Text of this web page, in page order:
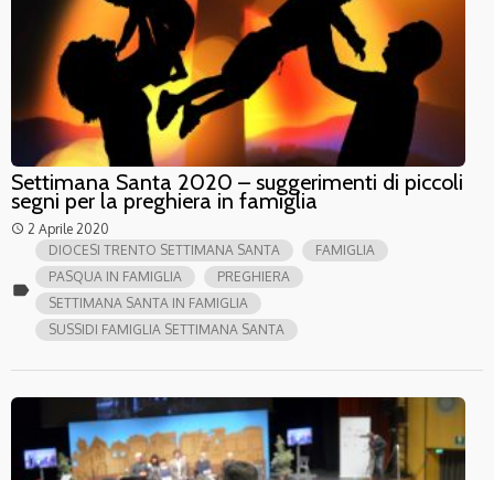
Settimana Santa 2020 – suggerimenti di piccoli
segni per la preghiera in famiglia
access_time 2 Aprile 2020
label
DIOCESI TRENTO SETTIMANA SANTA
FAMIGLIA
PASQUA IN FAMIGLIA
PREGHIERA
SETTIMANA SANTA IN FAMIGLIA
SUSSIDI FAMIGLIA SETTIMANA SANTA